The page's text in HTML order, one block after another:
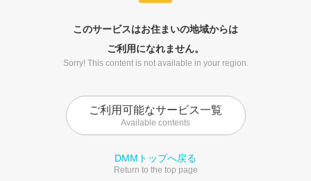
このサービスはお住まいの地域からは
ご利用になれません。
Sorry! This content is not available in your region.
ご利用可能なサービス一覧
Available contents
DMMトップへ戻る
Return to the top page